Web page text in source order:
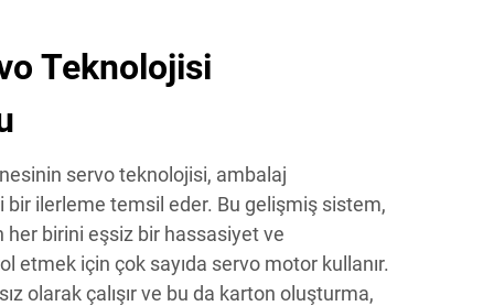
Teknolojisi
servo teknolojisi, ambalaj
ilerleme temsil eder. Bu gelişmiş sistem,
her birini eşsiz bir hassasiyet ve
etmek için çok sayıda servo motor kullanır.
olarak çalışır ve bu da karton oluşturma,